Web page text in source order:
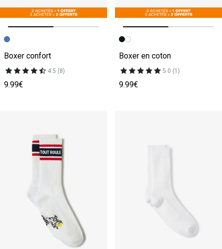
Image précédente
Image suivante
Boxer confort
4.5 (8)
9.99€
Image précédente
Image suivante
Boxer en coton
5.0 (1)
9.99€